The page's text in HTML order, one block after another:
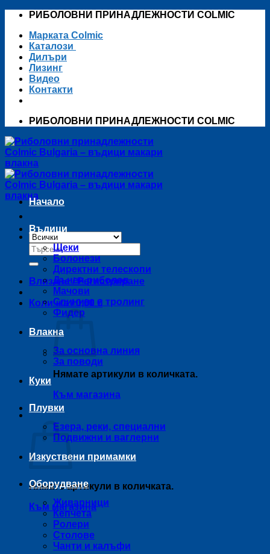
Skip
content
РИБОЛОВНИ ПРИНАДЛЕЖНОСТИ COLMIC
Марката Colmic
Каталози
Дилъри
Лизинг
Видео
Контакти
РИБОЛОВНИ ПРИНАДЛЕЖНОСТИ COLMIC
Търсене
за:
Влизане / Регистриране
Количка /0,00 €
Нямате артикули в количката.
Към магазина
Количка
Нямате артикули в количката.
Към магазина
Начало
Въдици
Щеки
Болонези
Директни телескопи
Дънен риболов
Мачови
Спининг и тролинг
Фидер
Влакна
За основна линия
За поводи
Куки
Плувки
Езера, реки, специални
Подвижни и ваглерни
Изкуствени примамки
Оборудване
Живарници
Кепчета
Ролери
Столове
Чанти и калъфи